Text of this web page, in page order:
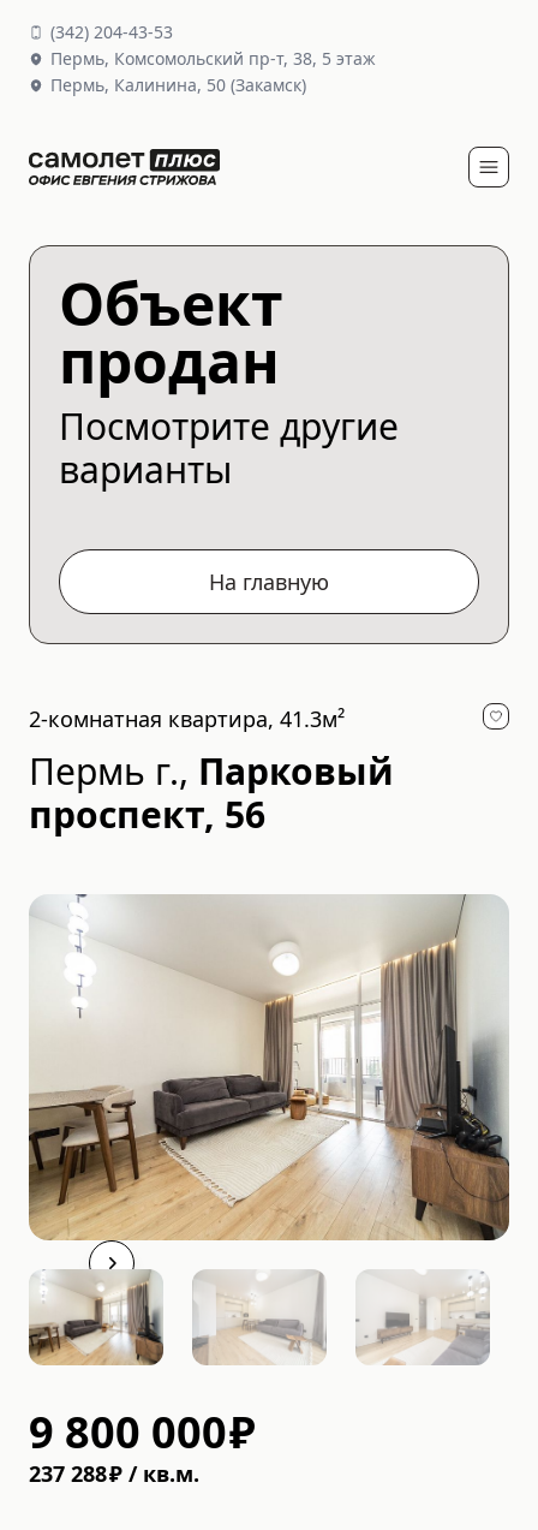
(342) 204-43-53
Пермь, Комсомольский пр-т, 38, 5 этаж
Пермь, Калинина, 50 (Закамск)
Объект
продан
Посмотрите другие
варианты
На главную
2-комнатная квартира, 41.3м²
Пермь г., Парковый
проспект, 56
9 800 000₽
237 288₽ / кв.м.